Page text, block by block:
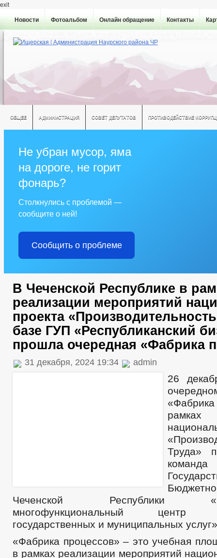
exit
Новости Фотоальбом Онлайн обращение Контакты
ОБЩЕЕ АДМИНИСТРАЦИЯ СОВЕТ ДЕПУТАТОВ ПРОТИВОДЕЙСТВИЕ
Не убран мусор, яма
на дороге, не горит
фонарь?
Столкнулись с проблемой —
сообщите о ней!
Сообщить о проблеме
В Чеченской Республике в
реализации мероприятий
проекта
базе ГУП «Республиканский
прошла очередная «Фабрика
31 декабря, 2024 19:34 admin
26
Труда»
команда
Чеченской Республики
многофункциональный центр
государственных и муниципальных
«Фабрика процессов» – это учебная
в рамках реализации мероприятий